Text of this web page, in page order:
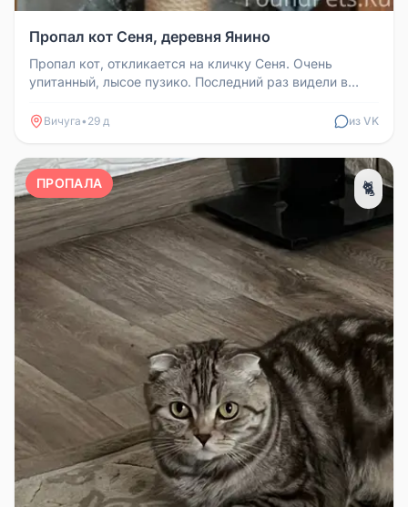
Пропал кот Сеня, деревня Янино
Пропал кот, откликается на кличку Сеня. Очень
упитанный, лысое пузико. Последний раз видели в
Вичуга• 29 д из VK
ПРОПАЛА 🐈